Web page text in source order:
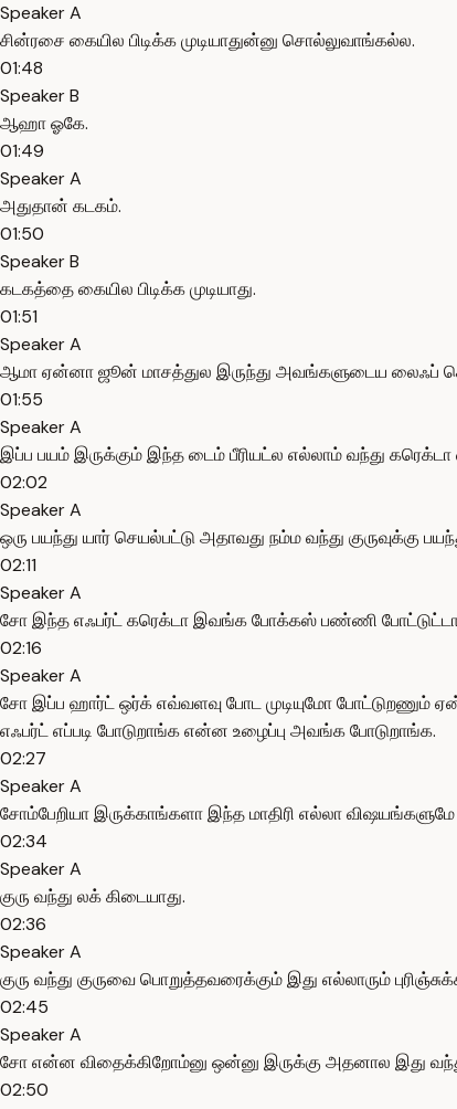
Speaker A
சின்ரசை கையில பிடிக்க முடியாதுன்னு சொல்லுவாங்கல்ல.
01:48
Speaker B
ஆஹா ஓகே.
01:49
Speaker A
அதுதான் கடகம்.
01:50
Speaker B
கடகத்தை கையில பிடிக்க முடியாது.
01:51
Speaker A
ஆமா ஏன்னா ஜூன் மாசத்துல இருந்து அவங்களுடைய லைஃப்
01:55
Speaker A
இப்ப பயம் இருக்கும் இந்த டைம் பீரியட்ல எல்லாம் வந்து
02:02
Speaker A
ஒரு பயந்து யார் செயல்பட்டு அதாவது நம்ம வந்து குருவுக்கு
02:11
Speaker A
சோ இந்த எஃபர்ட் கரெக்டா இவங்க போக்கஸ் பண்ணி
02:16
Speaker A
சோ இப்ப ஹார்ட் ஒர்க் எவ்வளவு போட முடியுமோ போட்டுறணும்
எஃபர்ட் எப்படி போடுறாங்க என்ன உழைப்பு அவங்க போடுறாங்க.
02:27
Speaker A
சோம்பேறியா இருக்காங்களா இந்த மாதிரி எல்லா
02:34
Speaker A
குரு வந்து லக் கிடையாது.
02:36
Speaker A
குரு வந்து குருவை பொறுத்தவரைக்கும் இது எல்லாரும்
02:45
Speaker A
சோ என்ன விதைக்கிறோம்னு ஒன்னு இருக்கு அதனால இது
02:50